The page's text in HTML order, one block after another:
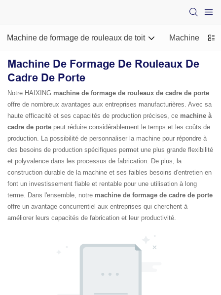
Machine de formage de rouleaux de toit Machine de
Machine De Formage De Rouleaux De
Cadre De Porte
Notre HAIXING machine de formage de rouleaux de cadre de porte
offre de nombreux avantages aux entreprises manufacturières. Avec sa
haute efficacité et ses capacités de production précises, ce machine à
cadre de porte peut réduire considérablement le temps et les coûts de
production. La possibilité de personnaliser la machine pour répondre à
des besoins de production spécifiques permet une plus grande flexibilité
et polyvalence dans les processus de fabrication. De plus, la
construction durable de la machine et ses faibles besoins d'entretien en
font un investissement fiable et rentable pour une utilisation à long
terme. Dans l'ensemble, notre machine de formage de cadre de porte
offre un avantage concurrentiel aux entreprises qui cherchent à
améliorer leurs capacités de fabrication et leur productivité.